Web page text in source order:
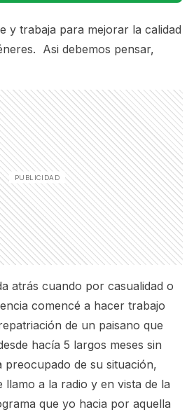
y trabaja para mejorar la calidad
Asi debemos pensar,
atrás cuando por casualidad o
comencé a hacer trabajo
de un paisano que
hacía 5 largos meses sin
preocupado de su situación,
llamo a la radio y en vista de la
que yo hacia por aquella